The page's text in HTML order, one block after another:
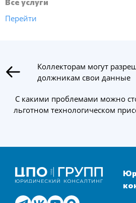
Перейти
Коллекторам могут
должникам свои данные
С какими проблемами можно
льготном технологическом